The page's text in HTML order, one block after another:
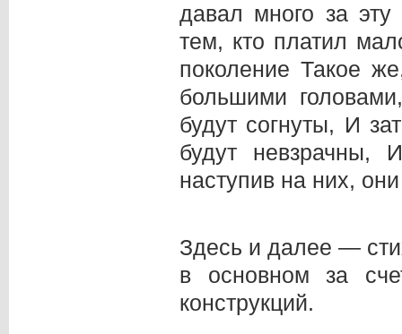
давал много за
тем, кто платил
поколение Такое
большими
будут согнуты, И
будут
наступив на них,
Здесь и далее —
в основном за
конструкций.